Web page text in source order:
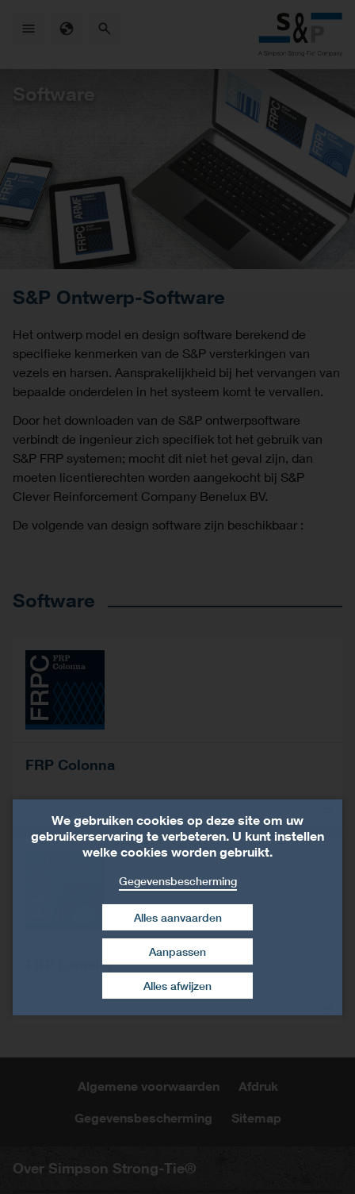
Software
S&P Ontwerp-Software
Het ontwerp model en design software berekend de
specifieke kenmerken van de S&P versterkingen van
vezels en harsen. Aansprakelijkheid bij het vervangen van
bepaalde onderdelen in het systeem komt te vervallen.
Door het downloaden van de S&P ontwerpsoftware
verbindt de ingenieur zich specifiek tot het gebruik van
S&P FRP systemen; mocht dit niet het geval zijn, dan
moeten licentierechten worden aangekocht bij S&P
Clever Reinforcement Company Benelux BV.
De volgende van design software zijn beschikbaar :
Software
FRP Colonna
FRP Lamella
Algemene voorwaarden Afdruk
Gegevensbescherming Sitemap
Over Simpson Strong-Tie®
We gebruiken cookies op deze site om uw
gebruikerservaring te verbeteren. U kunt instellen
welke cookies worden gebruikt.
Gegevensbescherming
Alles afwijzen
Alles aanvaarden
Toestemming intrekken
Aanpassen